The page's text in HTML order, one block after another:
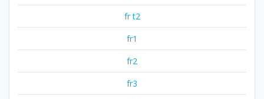
fr t2
fr1
fr2
fr3